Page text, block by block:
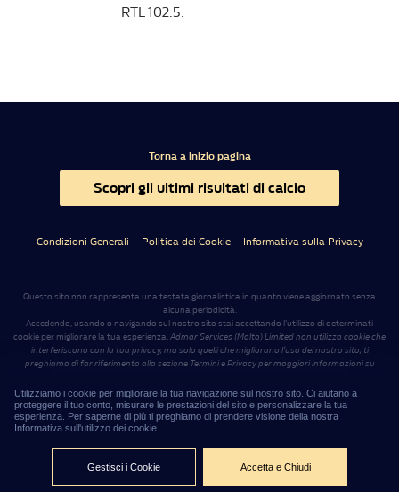
RTL 102.5.
Torna a inizio pagina
Scopri gli ultimi risultati di calcio
Condizioni Generali Politica dei Cookie Informativa sulla Privacy
Questo sito non rappresenta una testata giornalistica in quanto viene aggiornato senza
alcuna periodicità.
Accedendo, usando o navigando sul nostro sito stai accettando l’utilizzo di determinati
cookie per migliorare la tua esperienza.Admar Services (Malta) Limited non utilizza cookie che
interferiscono con la tua privacy, ma solo quelli che migliorano l’uso del nostro sito, ti
preghiamo di far riferimento alla sezione Termini e Privacy per maggiori informazioni su
Il sitowww.williamhillnews.itè gestito da Admar Services (Malta) Limited, con sede legale a
Sliema (Malta), Level 7, Tagliaferro Business Centre, 14 High Street..
Utilizziamo i cookie per migliorare la tua navigazione sul nostro sito. Ci aiutano a
proteggere il tuo conto, misurare le prestazioni del sito e personalizzare la tua
esperienza. Per saperne di più ti preghiamo di prendere visione della nostra
Informativa sull'utilizzo dei cookie.
Gestisci i Cookie Accetta e Chiudi